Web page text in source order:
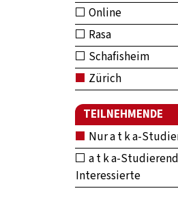
Online
Rasa
Schafisheim
Zürich
TEILNEHMENDE
Nur a t k a-
a t k a-
Interessierte